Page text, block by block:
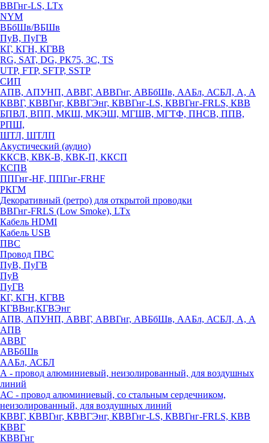
ВВГнг-LS, LTx
NYM
ВБбШв/ВБШв
ПуВ, ПуГВ
КГ, КГН, КГВВ
RG, SAT, DG, РК75, 3С, TS
UTP, FTP, SFTP, SSTP
СИП
АПВ, АПУНП, АВВГ, АВВГнг, АВБбШв, ААБл, АСБЛ, А, А
КВВГ, КВВГнг, КВВГЭнг, КВВГнг-LS, КВВГнг-FRLS, КВВ
БПВЛ, ВПП, МКШ, МКЭШ, МГШВ, МГТФ, ПНСВ, ППВ,
РПШ,
ШТЛ, ШТЛП
Акустический (аудио)
ККСВ, КВК-В, КВК-П, ККСП
КСПВ
ППГнг-HF, ППГнг-FRHF
РКГМ
Декоративный (ретро) для открытой проводки
ВВГнг-FRLS (Low Smoke), LTx
Кабель HDMI
Кабель USB
ПВС
Провод ПВС
ПуВ, ПуГВ
ПуВ
ПуГВ
КГ, КГН, КГВВ
КГВВнг,КГВЭнг
АПВ, АПУНП, АВВГ, АВВГнг, АВБбШв, ААБл, АСБЛ, А, А
АПВ
АВВГ
АВБбШв
ААБл, АСБЛ
А - провод алюминиевый, неизолированный, для воздушных
линий
АС - провод алюминиевый, со стальным сердечником,
неизолированный, для воздушных линий
КВВГ, КВВГнг, КВВГЭнг, КВВГнг-LS, КВВГнг-FRLS, КВВ
КВВГ
КВВГнг